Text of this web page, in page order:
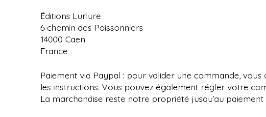
Éditions Lurlure
6 chemin des Poissonniers
14000 Caen
France
Paiement via Paypal : pour valider une commande,
les instructions. Vous pouvez également régler votre
La marchandise reste notre propriété jusqu’au